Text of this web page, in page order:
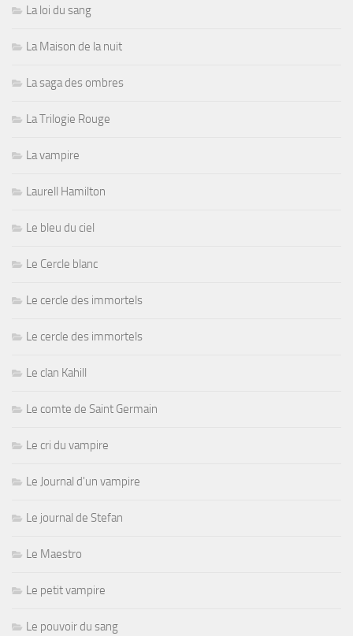
La loi du sang
La Maison de la nuit
La saga des ombres
La Trilogie Rouge
La vampire
Laurell Hamilton
Le bleu du ciel
Le Cercle blanc
Le cercle des immortels
Le cercle des immortels
Le clan Kahill
Le comte de Saint Germain
Le cri du vampire
Le Journal d'un vampire
Le journal de Stefan
Le Maestro
Le petit vampire
Le pouvoir du sang